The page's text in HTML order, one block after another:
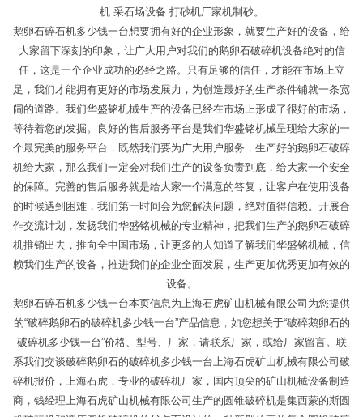
机.采石场设备.打砂机厂家机制砂。
鹅卵石碎石机多少钱一台想要拥有好的企业形象，就要生产好的设备，给
大家留下深刻的印象，让广大用户对我们的鹅卵石破碎机设备绝对的信
任，这是一个企业成功的必经之路。只有足够的信任，才能在市场上立
足，我们才能拥有更好的市场发展力，为创造最好的生产条件铺就一条宽
阔的道路。我们华盛铭机械生产的设备已经在市场上形成了很好的市场，
等待着您的发掘。良好的售后服务平台是我们华盛铭机械呈现给大家的一
个最完美的服务平台，既然我们要为广大用户服务，生产好的鹅卵石破碎
机给大家，那么我们一定会对我们生产的设备负责到底，给大家一个安全
的保障。完善的售后服务就是给大家一个满意的答复，让客户在使用设备
的时候遇到困难，我们第一时间会为您解决问题，绝对值得信赖。开展合
作交流计划，发扬我们华盛铭机械的专业精神，把我们生产的鹅卵石破碎
机推销出去，推向全中国市场，让更多的人知道了解我们华盛铭机械，信
赖我们生产的设备，推进我们的企业全面发展，生产更加优秀更加有效的
设备。
鹅卵石碎石机多少钱一台本页信息为上海石虎矿山机械有限公司为您提供
的“破碎鹅卵石的破碎机多少钱一台”产品信息，如您想关于“破碎鹅卵石的
破碎机多少钱一台”价格、型号、厂家，请联系厂家，或给厂家留言。联
系我们交谈破碎鹅卵石的破碎机多少钱一台上海石虎矿山机械有限公司破
碎机报价，上海石虎，专业的破碎机厂家，国内顶尖的矿山机械设备制造
商，钱经理上海石虎矿山机械有限公司生产的圆锥破碎机是集西蒙的斯圆